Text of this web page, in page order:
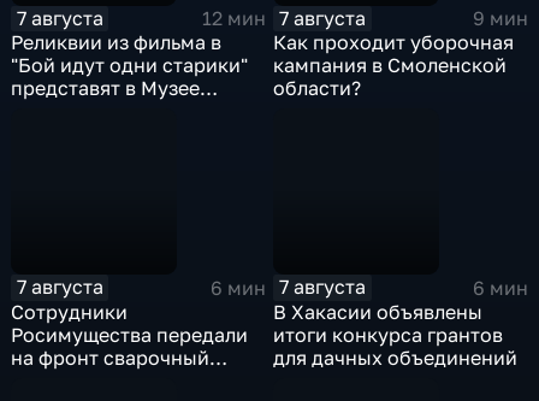
7 августа
12 мин
Реликвии из фильма в
"Бой идут одни старики"
представят в Музее
7 августа
9 мин
Как проходит уборочная
кампания в Смоленской
области?
7 августа
6 мин
Сотрудники
Росимущества передали
на фронт сварочный
7 августа
6 мин
В Хакасии объявлены
итоги конкурса грантов
для дачных объединений